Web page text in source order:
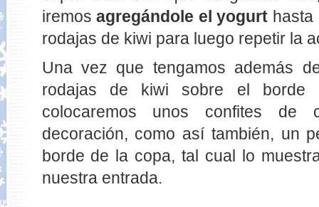
iremosagregándole el yogurt hasta
rodajas de kiwi para luego repetir la
Una vez que tengamos además
rodajas de kiwi sobre el borde
colocaremos unos confites
decoración, como así también, un
borde de la copa, tal cual lo
nuestra entrada.